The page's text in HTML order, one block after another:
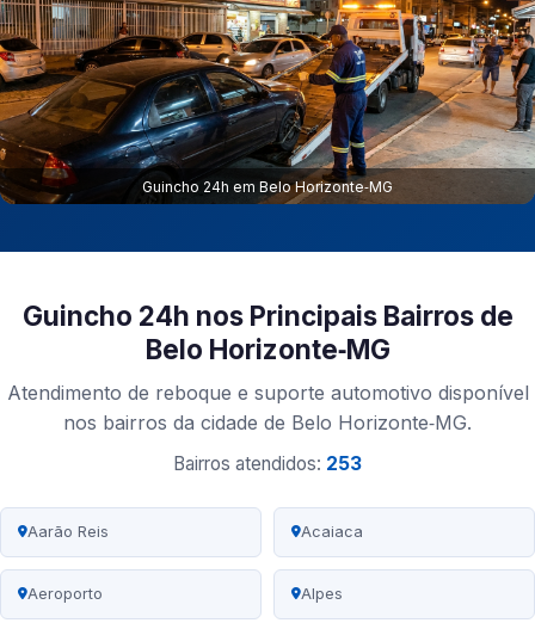
Guincho 24h em Belo Horizonte‑MG
Guincho 24h nos Principais Bairros de
Belo Horizonte‑MG
Atendimento de reboque e suporte automotivo disponível
nos bairros da cidade de Belo Horizonte‑MG.
Bairros atendidos: 253
Aarão Reis Acaiaca
Aeroporto Alpes